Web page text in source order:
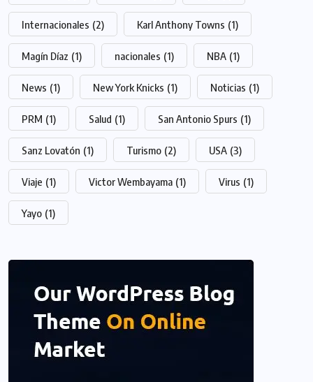
Internacionales (2) Karl Anthony Towns (1)
Magín Díaz (1) nacionales (1) NBA (1)
News (1) New York Knicks (1) Noticias (1)
PRM (1) Salud (1) San Antonio Spurs (1)
Sanz Lovatón (1) Turismo (2) USA (3)
Viaje (1) Victor Wembayama (1) Virus (1)
Yayo (1)